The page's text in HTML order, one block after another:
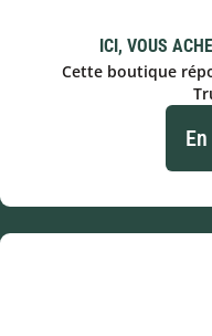
ICI, VOUS
Cette boutique